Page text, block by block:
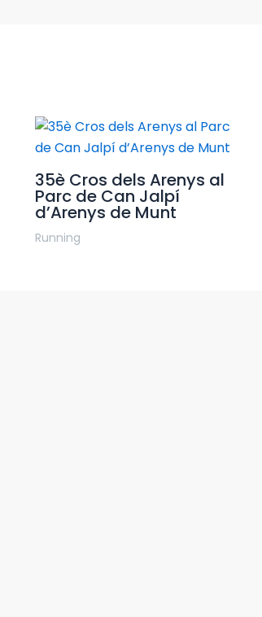
35è Cros dels Arenys al
Parc de Can Jalpí
d’Arenys de Munt
Running